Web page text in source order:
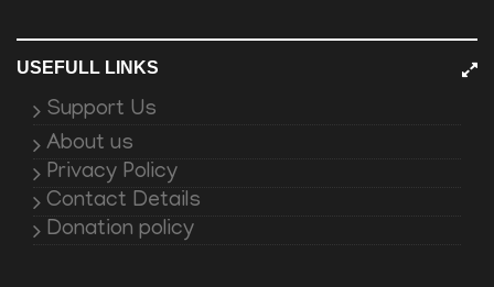
USEFULL LINKS
Support Us
About us
Privacy Policy
Contact Details
Donation policy